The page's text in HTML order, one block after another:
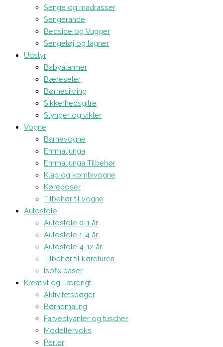
Senge og madrasser
Sengerande
Bedside og Vugger
Sengetøj og lagner
Udstyr
Babyalarmer
Bæreseler
Børnesikring
Sikkerhedsgitre
Slynger og vikler
Vogne
Barnevogne
Emmaljunga
Emmaljunga Tilbehør
Klap og kombivogne
Køreposer
Tilbehør til vogne
Autostole
Autostole 0-1 år
Autostole 1-4 år
Autostole 4-12 år
Tilbehør til køreturen
Isofix baser
Kreativt og Lærerigt
Aktivitetsbøger
Børnemaling
Farveblyanter og tuscher
Modellervoks
Perler